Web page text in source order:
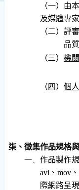
（一）由
及媒體專
（二）評
品質
（三） 機
（四） 個
柒、徵集作品規格
一、作品製作
avi 、mov 、
際網路呈